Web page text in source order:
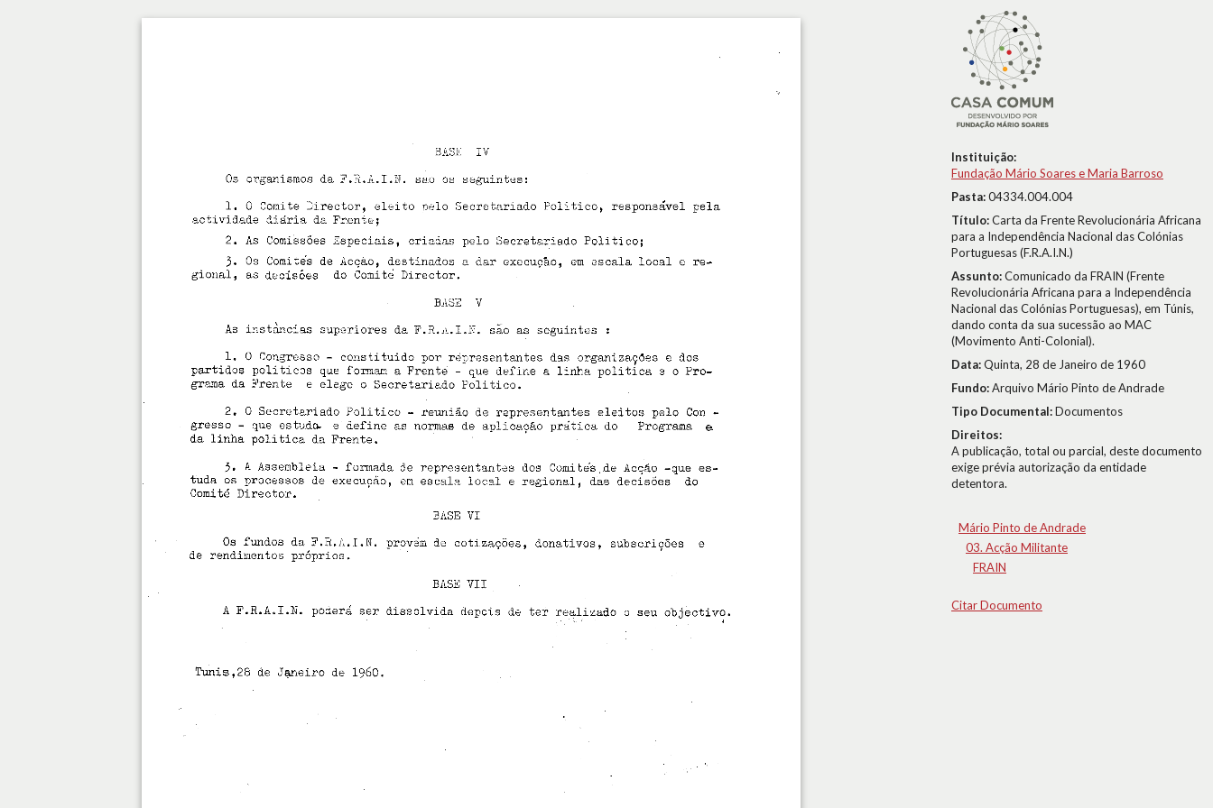
Instituição:
Fundação Mário Soares e Maria Barroso
Pasta:04334.004.004
Título:Carta da Frente Revolucionária Africana
para a Independência Nacional das Colónias
Portuguesas (F.R.A.I.N.)
Assunto:Comunicado da FRAIN (Frente
Revolucionária Africana para a Independência
Nacional das Colónias Portuguesas), em Túnis,
dando conta da sua sucessão ao MAC
(Movimento Anti-Colonial).
Data:Quinta, 28 de Janeiro de 1960
Fundo:Arquivo Mário Pinto de Andrade
Tipo Documental:Documentos
Direitos:
A publicação, total ou parcial, deste documento
exige prévia autorização da entidade
detentora.
Mário Pinto de Andrade
03. Acção Militante
FRAIN
Citar Documento